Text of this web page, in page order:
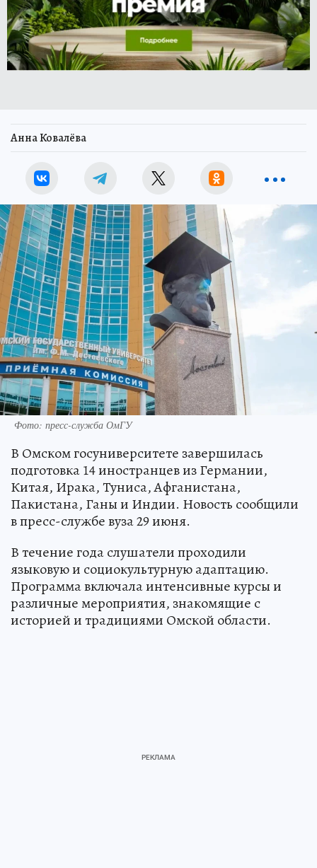
Анна Ковалёва
Фото: пресс-служба ОмГУ
В Омском госуниверситете завершилась
подготовка 14 иностранцев из Германии,
Китая, Ирака, Туниса, Афганистана,
Пакистана, Ганы и Индии. Новость сообщили
в пресс-службе вуза 29 июня.
В течение года слушатели проходили
языковую и социокультурную адаптацию.
Программа включала интенсивные курсы и
различные мероприятия, знакомящие с
историей и традициями Омской области.